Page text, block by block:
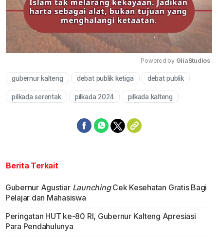
Mute
Powered by GliaStudios
gubernur kalteng debat publik ketiga debat publik
pilkada serentak pilkada 2024 pilkada kalteng
Berita Terkait
Gubernur Agustiar LaunchingCek Kesehatan Gratis Bagi
Pelajar dan Mahasiswa
Peringatan HUT ke-80 RI, Gubernur Kalteng Apresiasi
Para Pendahulunya